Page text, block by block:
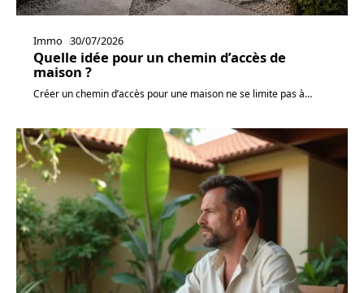
Immo 30/07/2026
Quelle idée pour un chemin d’accès de
maison ?
Créer un chemin d’accès pour une maison ne se limite pas à…